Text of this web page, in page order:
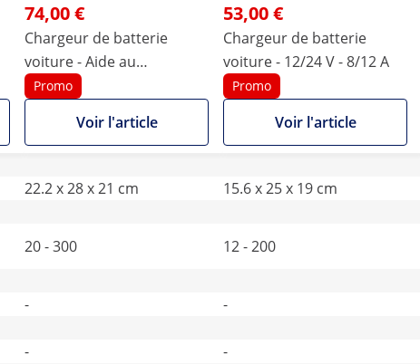
74,00 €
Chargeur de batterie
voiture - Aide au
démarrage - 12/24 V -
20/30 A
Promo
Voir l'article
53,00 €
Chargeur de batterie
voiture - 12/24 V - 8/12 A
Promo
Voir l'article
22.2 x 28 x 21 cm
15.6 x 25 x 19 cm
20 - 300
12 - 200
-
-
-
-